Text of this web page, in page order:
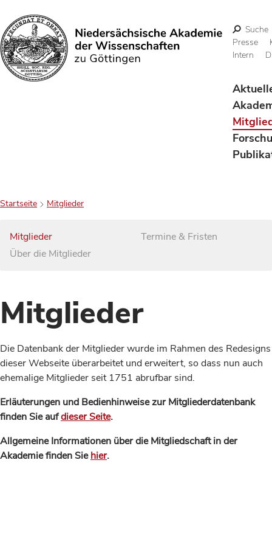
Suchen
Suche
Presse
Intern
Startseite Mitglieder
Mitglieder
Über die Mitglieder
Termine & Fristen
Mitglieder
Die Datenbank der Mitglieder wurde im Rahmen des Redesigns
dieser Webseite überarbeitet und erweitert, so dass nun auch
ehemalige Mitglieder seit 1751 abrufbar sind.
Erläuterungen und Bedienhinweise zur Mitgliederdatenbank
finden Sie aufdieser Seite.
Allgemeine Informationen über die Mitgliedschaft in der
Akademie finden Siehier.